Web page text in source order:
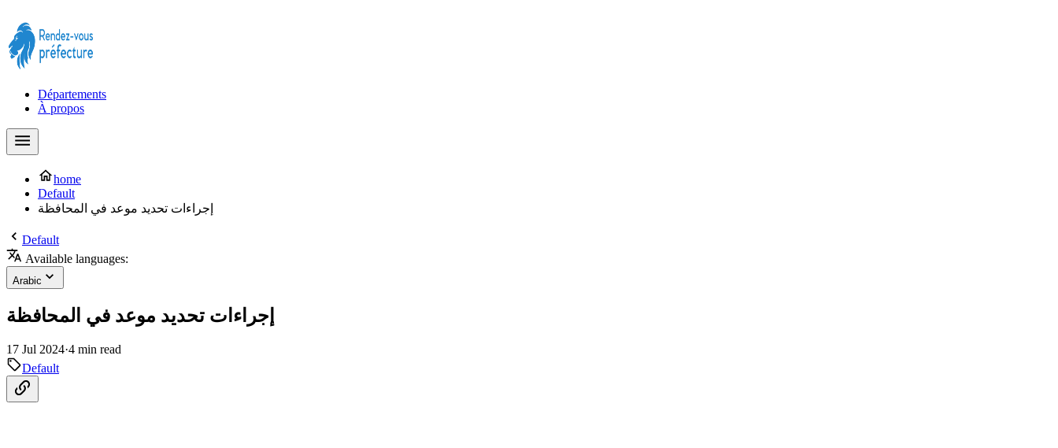
Départements
À propos
home
Default
إجراءات تحديد موعد في المحافظة
Default
Available languages:
Arabic
إجراءات تحديد موعد في المحافظة
17 Jul 2024·4 min read
Default